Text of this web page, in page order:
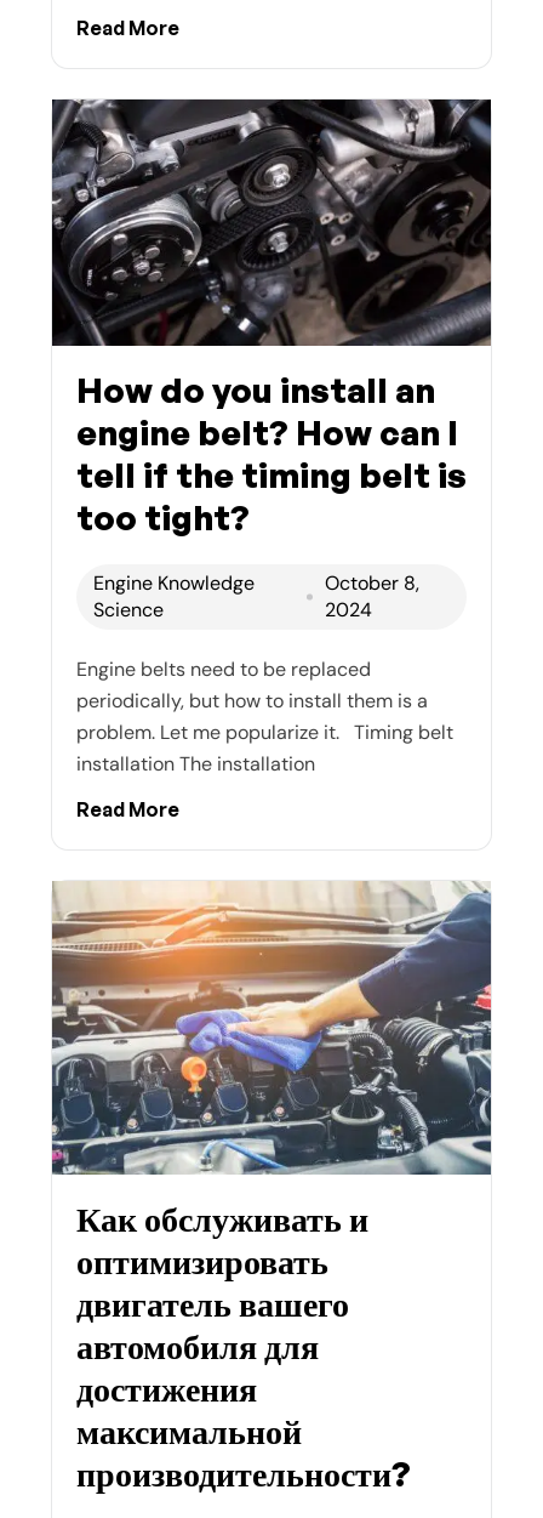
Read More
How do you install an
engine belt? How can I
tell if the timing belt is
too tight?
Engine Knowledge
Science
October 8,
2024
Engine belts need to be replaced
periodically, but how to install them is a
problem. Let me popularize it. Timing belt
installation The installation
Read More
Как обслуживать и
оптимизировать
двигатель вашего
автомобиля для
достижения
максимальной
производительности?